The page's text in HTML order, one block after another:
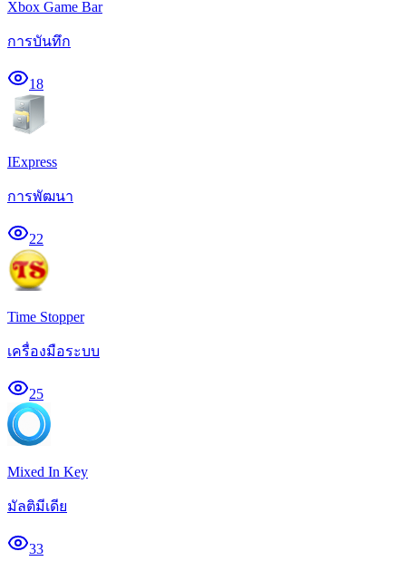
Xbox Game Bar
การบันทึก
18
IExpress
การพัฒนา
22
Time Stopper
เครื่องมือระบบ
25
Mixed In Key
มัลติมีเดีย
33